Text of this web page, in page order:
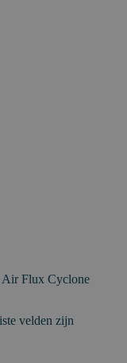
Air Flux Cyclone
velden zijn